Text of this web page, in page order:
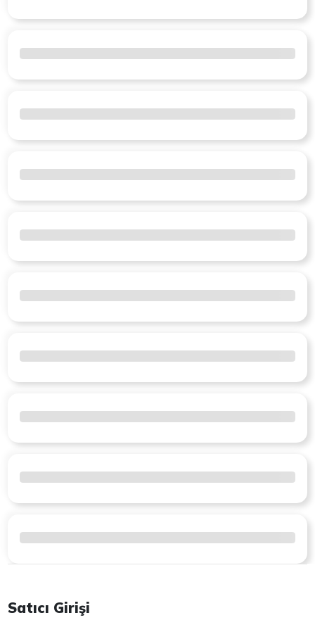
Satıcı Girişi